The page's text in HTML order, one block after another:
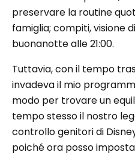
preservare la routine
famiglia; compiti, visione
buonanotte alle 21:00.
Tuttavia, con il tempo
invadeva il mio
modo per trovare un
tempo stesso il nostro
controllo genitori di
poiché ora posso